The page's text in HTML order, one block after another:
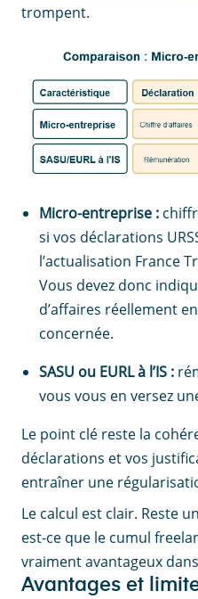
trompent.
Micro-entreprise :
si vos déclarations
l’actualisation France
Vous devez donc
d’affaires réellement
concernée.
SASU ou EURL à l’IS :
vous vous en versez
Le point clé reste la
déclarations et vos
entraîner une
Le calcul est clair. Reste
est-ce que le cumul
vraiment avantageux
Avantages et